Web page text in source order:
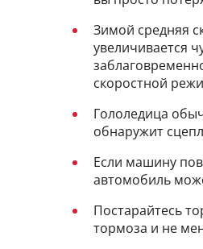
Зимой средняя
увеличивается
скоростной
Гололедица
обнаружит
Если машину
автомобиль
Постарайтесь
тормоза и не